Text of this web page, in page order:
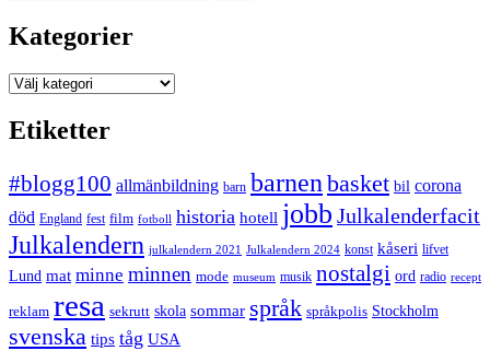
Kategorier
Kategorier
Etiketter
#blogg100 allmänbildning barn barnen basket bil corona
död England fest film fotboll historia hotell jobb Julkalenderfacit
Julkalendern julkalendern 2021 Julkalendern 2024 konst kåseri lifvet
Lund mat minne minnen mode museum musik nostalgi ord radio recept
reklam resa sekrutt skola sommar språk språkpolis Stockholm
svenska tips tåg USA